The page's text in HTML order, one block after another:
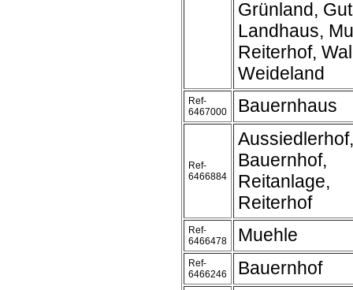
Grünland,
Landhaus,
Reiterhof,
Weideland
Ref-
6467000
Bauernhaus
Ref-
6466884
Aussiedlerhof,
Bauernhof,
Reitanlage,
Reiterhof
Ref-
6466478
Muehle
Ref-
6466246
Bauernhof